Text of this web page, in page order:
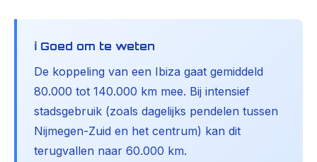
ℹ️ Goed om te weten
De koppeling van een Ibiza gaat gemiddeld
80.000 tot 140.000 km mee. Bij intensief
stadsgebruik (zoals dagelijks pendelen tussen
Nijmegen-Zuid en het centrum) kan dit
terugvallen naar 60.000 km.